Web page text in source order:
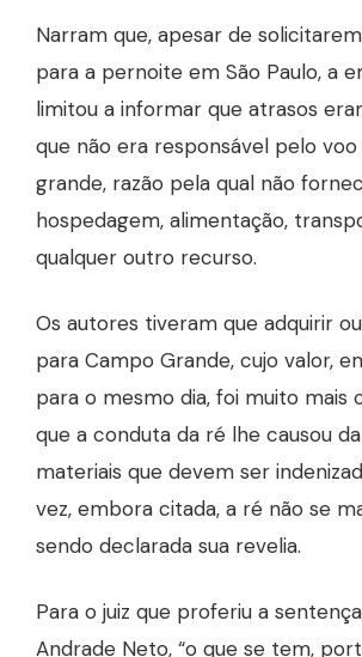
Narram que, apesar de
para a pernoite em São Paulo, a
limitou a informar que atrasos
que não era responsável pelo
grande, razão pela qual não
hospedagem, alimentação,
qualquer outro recurso.
Os autores tiveram que adquirir
para Campo Grande, cujo valor,
para o mesmo dia, foi muito mais
que a conduta da ré lhe causou
materiais que devem ser
vez, embora citada, a ré não se
sendo declarada sua revelia.
Para o juiz que proferiu a
Andrade Neto, “o que se tem,